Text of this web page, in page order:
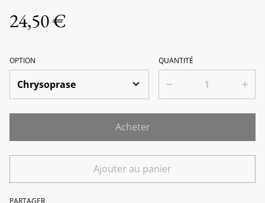
24,50 €
OPTION QUANTITÉ
Acheter
Ajouter au panier
PARTAGER